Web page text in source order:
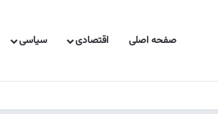
صفحه اصلی اقتصادی سیاسی